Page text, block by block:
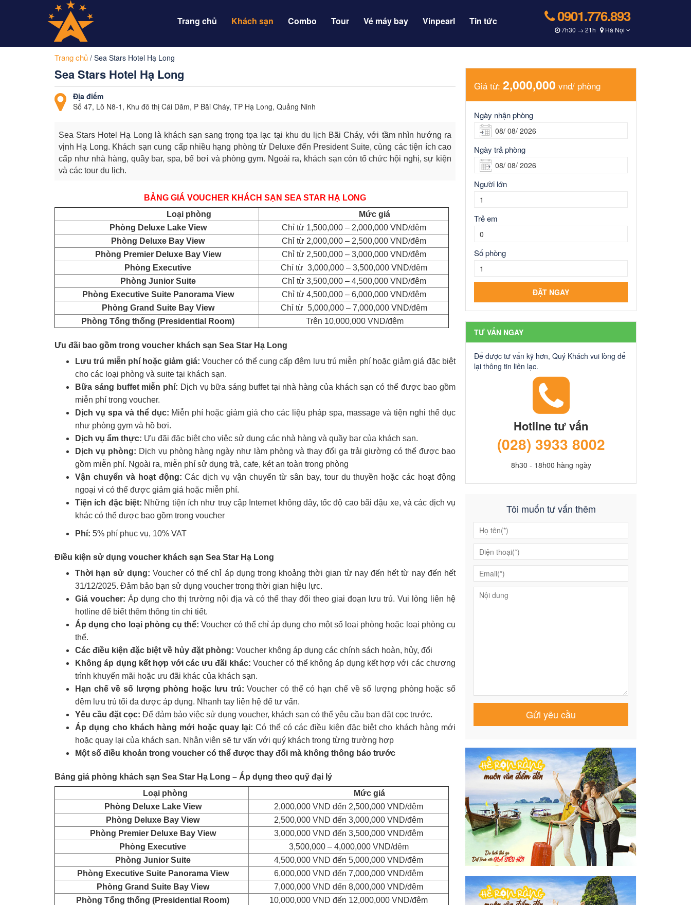
Trang chủ Khách sạn Combo Tour Vé máy bay Vinpearl Tin tức 0901.776.893
7h30 → 21h Hà Nội
Trang chủ / Sea Stars Hotel Hạ Long
Sea Stars Hotel Hạ Long
Địa điểm
Số 47, Lô N8-1, Khu đô thị Cái Dăm, P Bãi Cháy, TP Hạ Long, Quảng Ninh
Sea Stars Hotel Hạ Long là khách sạn sang trọng tọa lạc tại khu du lịch Bãi Cháy, với tầm nhìn hướng ra
vịnh Hạ Long. Khách sạn cung cấp nhiều hạng phòng từ Deluxe đến President Suite, cùng các tiện ích cao
cấp như nhà hàng, quầy bar, spa, bể bơi và phòng gym. Ngoài ra, khách sạn còn tổ chức hội nghị, sự kiện
và các tour du lịch.
BẢNG GIÁ VOUCHER KHÁCH SẠN SEA STAR HẠ LONG
Loại phòng
Mức giá
Phòng Deluxe Lake View
Chỉ từ 1,500,000 – 2,000,000 VND/đêm
Phòng Deluxe Bay View
Chỉ từ 2,000,000 – 2,500,000 VND/đêm
Phòng Premier Deluxe Bay View
Chỉ từ 2,500,000 – 3,000,000 VND/đêm
Phòng Executive
Chỉ từ 3,000,000 – 3,500,000 VND/đêm
Phòng Junior Suite
Chỉ từ 3,500,000 – 4,500,000 VND/đêm
Phòng Executive Suite Panorama View
Chỉ từ 4,500,000 – 6,000,000 VND/đêm
Phòng Grand Suite Bay View
Chỉ từ 5,000,000 – 7,000,000 VND/đêm
Phòng Tổng thống (Presidential Room)
Trên 10,000,000 VND/đêm​
Ưu đãi bao gồm trong voucher khách sạn Sea Star Hạ Long
Lưu trú miễn phí hoặc giảm giá: Voucher có thể cung cấp đêm lưu trú miễn phí hoặc giảm giá đặc biệt
cho các loại phòng và suite tại khách sạn.
Bữa sáng buffet miễn phí: Dịch vụ bữa sáng buffet tại nhà hàng của khách sạn có thể được bao gồm
miễn phí trong voucher.
Dịch vụ spa và thể dục: Miễn phí hoặc giảm giá cho các liệu pháp spa, massage và tiện nghi thể dục
như phòng gym và hồ bơi.
Dịch vụ ẩm thực: Ưu đãi đặc biệt cho việc sử dụng các nhà hàng và quầy bar của khách sạn.
Dịch vụ phòng: Dịch vụ phòng hàng ngày như làm phòng và thay đổi ga trải giường có thể được bao
gồm miễn phí. Ngoài ra, miễn phí sử dụng trà, cafe, két an toàn trong phòng
Vận chuyển và hoạt động: Các dịch vụ vận chuyển từ sân bay, tour du thuyền hoặc các hoạt động
ngoại vi có thể được giảm giá hoặc miễn phí.
Tiện ích đặc biệt: Những tiện ích như truy cập Internet không dây, tốc độ cao bãi đậu xe, và các dịch vụ
khác có thể được bao gồm trong voucher
Phí: 5% phí phục vụ, 10% VAT
Điều kiện sử dụng voucher khách sạn Sea Star Hạ Long
Thời hạn sử dụng: Voucher có thể chỉ áp dụng trong khoảng thời gian từ nay đến hết từ nay đến hết
31/12/2025. Đảm bảo bạn sử dụng voucher trong thời gian hiệu lực.
Giá voucher: Áp dụng cho thị trường nội địa và có thể thay đổi theo giai đoạn lưu trú. Vui lòng liên hệ
hotline để biết thêm thông tin chi tiết.
Áp dụng cho loại phòng cụ thể: Voucher có thể chỉ áp dụng cho một số loại phòng hoặc loại phòng cụ
thể.
Các điều kiện đặc biệt về hủy đặt phòng: Voucher không áp dụng các chính sách hoàn, hủy, đổi
Không áp dụng kết hợp với các ưu đãi khác: Voucher có thể không áp dụng kết hợp với các chương
trình khuyến mãi hoặc ưu đãi khác của khách sạn.
Hạn chế về số lượng phòng hoặc lưu trú: Voucher có thể có hạn chế về số lượng phòng hoặc số
đêm lưu trú tối đa được áp dụng. Nhanh tay liên hệ để tư vấn.
Yêu cầu đặt cọc: Để đảm bảo việc sử dụng voucher, khách sạn có thể yêu cầu bạn đặt cọc trước.
Áp dụng cho khách hàng mới hoặc quay lại: Có thể có các điều kiện đặc biệt cho khách hàng mới
hoặc quay lại của khách sạn. Nhân viên sẽ tư vấn với quý khách trong từng trường hợp
Một số điều khoản trong voucher có thể được thay đổi mà không thông báo trước
Bảng giá phòng khách sạn Sea Star Hạ Long – Áp dụng theo quỹ đại lý
Loại phòng
Mức giá
Phòng Deluxe Lake View
2,000,000 VND đến 2,500,000 VND/đêm
Phòng Deluxe Bay View
2,500,000 VND đến 3,000,000 VND/đêm
Phòng Premier Deluxe Bay View
3,000,000 VND đến 3,500,000 VND/đêm
Phòng Executive
3,500,000 – 4,000,000 VND/đêm
Phòng Junior Suite
4,500,000 VND đến 5,000,000 VND/đêm
Phòng Executive Suite Panorama View
6,000,000 VND đến 7,000,000 VND/đêm
Phòng Grand Suite Bay View
7,000,000 VND đến 8,000,000 VND/đêm
Phòng Tổng thống (Presidential Room)
10,000,000 VND đến 12,000,000 VND/đêm
Giá từ: 2,000,000 vnd/ phòng
Ngày nhận phòng
Ngày trả phòng
Người lớn
Trẻ em
Số phòng
TƯ VẤN NGAY
Để được tư vấn kỹ hơn, Quý Khách vui lòng để
lại thông tin liên lạc.
Hotline tư vấn
(028) 3933 8002
8h30 - 18h00 hàng ngày
Tôi muốn tư vấn thêm